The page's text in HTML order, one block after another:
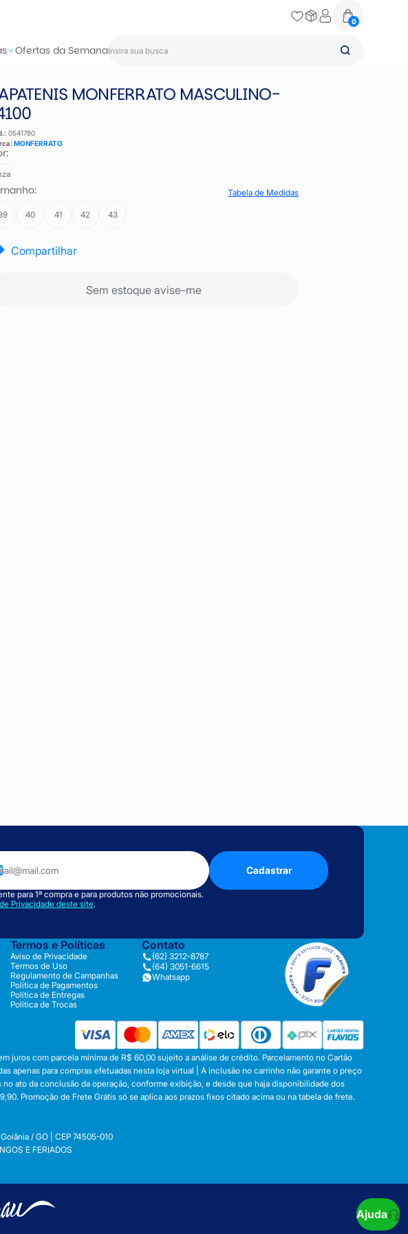
0
Ofertas da Semana
MONFERRATO MASCULINO-
0541780
MONFERRATO
Tabela de Medidas
40 41 42 43
Compartilhar
Sem estoque avise-me
Cadastrar
para 1ª compra e para produtos não promocionais.
Privacidade deste site.
Termos e Políticas
Aviso de Privacidade
Termos de Uso
Regulamento de Campanhas
Política de Pagamentos
Política de Entregas
Política de Trocas
Contato
(62) 3212-8787
(64) 3051-6615
Whatsapp
juros com parcela mínima de R$ 60,00 sujeito a análise de crédito. Parcelamento no Cartão
apenas para compras efetuadas nesta loja virtual | A inclusão no carrinho não garante o preço
ato da conclusão da operação, conforme exibição, e desde que haja disponibilidade dos
Promoção de Frete Grátis só se aplica aos prazos fixos citado acima ou na tabela de frete.
/ GO | CEP 74505-010
E FERIADOS
Ajuda